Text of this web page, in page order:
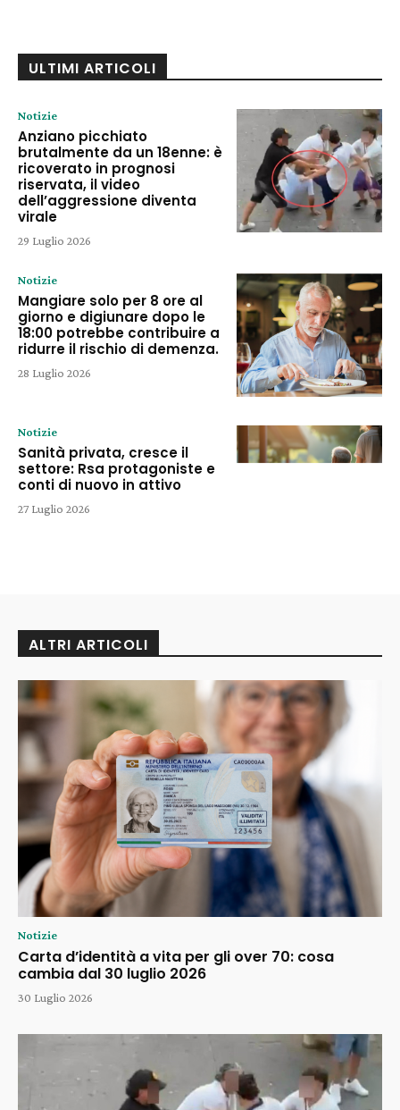
ULTIMI ARTICOLI
Notizie
Anziano picchiato
brutalmente da un 18enne: è
ricoverato in prognosi
riservata, il video
dell’aggressione diventa
virale
29 Luglio 2026
Notizie
Mangiare solo per 8 ore al
giorno e digiunare dopo le
18:00 potrebbe contribuire a
ridurre il rischio di demenza.
28 Luglio 2026
Notizie
Sanità privata, cresce il
settore: Rsa protagoniste e
conti di nuovo in attivo
27 Luglio 2026
ALTRI ARTICOLI
Notizie
Carta d’identità a vita per gli over 70: cosa
cambia dal 30 luglio 2026
30 Luglio 2026